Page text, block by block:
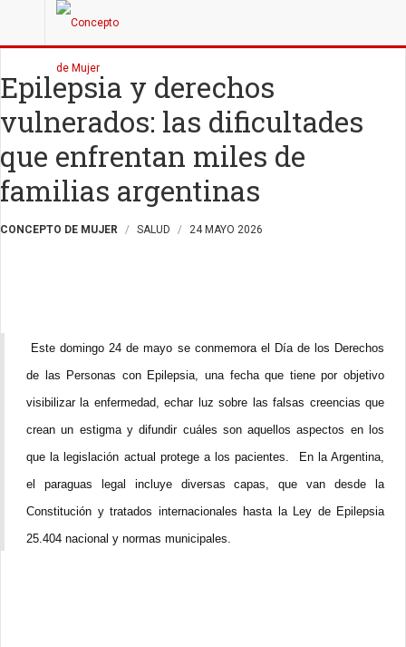
Epilepsia y derechos
vulnerados: las dificultades
que enfrentan miles de
familias argentinas
CONCEPTO DE MUJER SALUD 24 MAYO 2026
Este domingo 24 de mayo se conmemora el Día de los Derechos
de las Personas con Epilepsia, una fecha que tiene por objetivo
visibilizar la enfermedad, echar luz sobre las falsas creencias que
crean un estigma y difundir cuáles son aquellos aspectos en los
que la legislación actual protege a los pacientes. En la Argentina,
el paraguas legal incluye diversas capas, que van desde la
Constitución y tratados internacionales hasta la Ley de Epilepsia
25.404 nacional y normas municipales.